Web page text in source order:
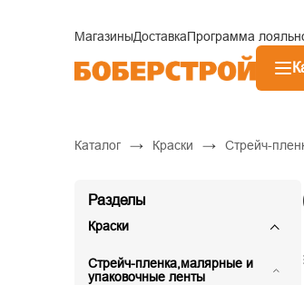
МагазиныДоставкаПрограмма
Каталог → Краски → Стрейч-
Разделы
Краски
Стрейч-пленка,малярные и
упаковочные ленты